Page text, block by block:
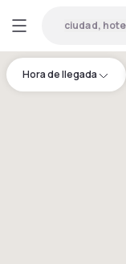
ciudad,
Hora de llegada